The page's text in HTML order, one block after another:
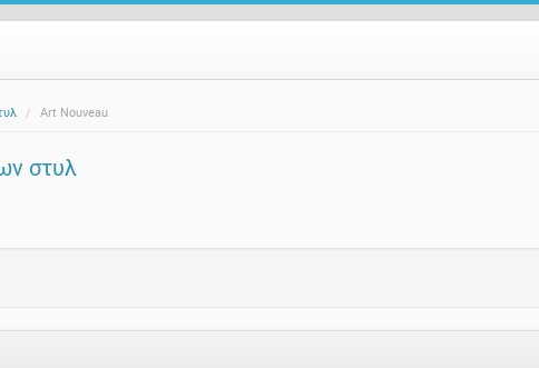
Art Nouveau
στυλ